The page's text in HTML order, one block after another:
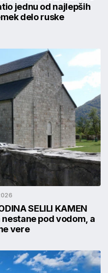
jednu od najlepših
delo ruske
SELILI KAMEN
nestane pod vodom, a
vere